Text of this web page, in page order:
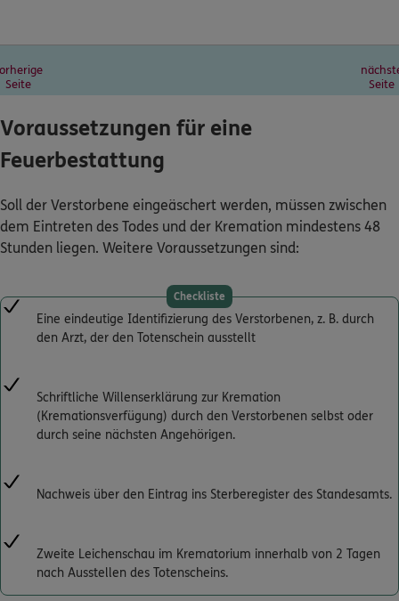
Seite
Seite
Voraussetzungen für eine
Feuerbestattung
Soll der Verstorbene eingeäschert werden, müssen zwischen
dem Eintreten des Todes und der Kremation mindestens 48
Stunden liegen. Weitere Voraussetzungen sind:
Checkliste
Eine eindeutige Identifizierung des Verstorbenen, z. B. durch
den Arzt, der den Totenschein ausstellt
Schriftliche Willenserklärung zur Kremation
(Kremationsverfügung) durch den Verstorbenen selbst oder
durch seine nächsten Angehörigen.
Nachweis über den Eintrag ins Sterberegister des Standesamts.
Zweite Leichenschau im Krematorium innerhalb von 2 Tagen
nach Ausstellen des Totenscheins.